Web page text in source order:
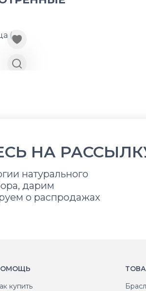
(
НА
натурального
дарим
о распродажах
купить